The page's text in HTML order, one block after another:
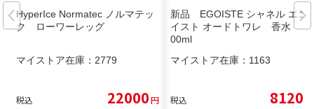
HyperIce Normatec ノルマテッ
ク ローワーレッグ
マイストア在庫： 2779
税込 22000円
新品 EGOISTE シャネル エゴ
イスト オードトワレ 香水 1
00ml
マイストア在庫： 1163
税込 8120